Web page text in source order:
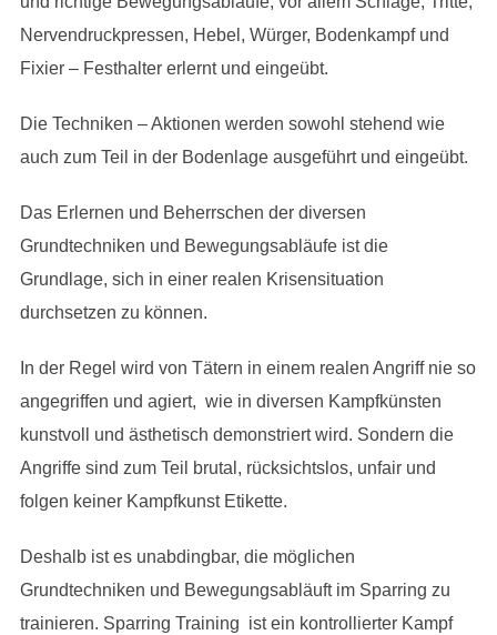
Nervendruckpressen, Hebel, Würger, Bodenkampf und
Fixier – Festhalter erlernt und eingeübt.
Die Techniken – Aktionen werden sowohl stehend wie
auch zum Teil in der Bodenlage ausgeführt und eingeübt.
Das Erlernen und Beherrschen der diversen
Grundtechniken und Bewegungsabläufe ist die
Grundlage, sich in einer realen Krisensituation
durchsetzen zu können.
In der Regel wird von Tätern in einem realen Angriff nie so
angegriffen und agiert, wie in diversen Kampfkünsten
kunstvoll und ästhetisch demonstriert wird. Sondern die
Angriffe sind zum Teil brutal, rücksichtslos, unfair und
folgen keiner Kampfkunst Etikette.
Deshalb ist es unabdingbar, die möglichen
Grundtechniken und Bewegungsabläuft im Sparring zu
trainieren. Sparring Training ist ein kontrollierter Kampf